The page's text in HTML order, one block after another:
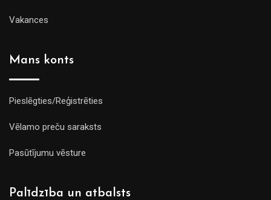
Vakances
Mans konts
Pieslēgties/Reģistrēties
Vēlamo preču saraksts
Pasūtījumu vēsture
Palīdzība un atbalsts